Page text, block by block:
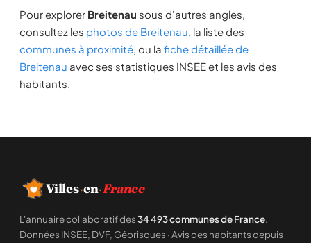
Pour explorer Breitenau sous d'autres angles,
consultez les photos de Breitenau, la liste des
communes à proximité, ou la fiche détaillée de
Breitenau avec ses statistiques INSEE et les avis des
habitants.
Villes·en·France
L'annuaire collaboratif des34 493 communes de France.
Données INSEE, DVF, Géorisques · Avis des habitants depuis